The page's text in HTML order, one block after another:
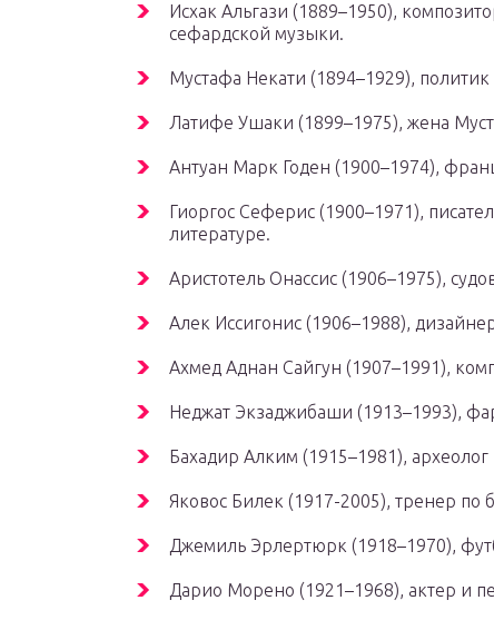
Исхак Альгази (1889–1950),
сефардской музыки.
Мустафа Некати (1894–1929), политик
Латифе Ушаки (1899–1975), жена
Антуан Марк Годен (1900–1974),
Гиоргос Сеферис (1900–1971),
литературе.
Аристотель Онассис (1906–1975),
Алек Иссигонис (1906–1988),
Ахмед Аднан Сайгун (1907–1991),
Неджат Экзаджибаши (1913–1993),
Бахадир Алким (1915–1981), археолог
Яковос Билек (1917-2005), тренер по
Джемиль Эрлертюрк (1918–1970),
Дарио Морено (1921–1968), актер и